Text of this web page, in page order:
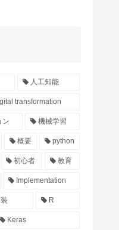
人工知能
transformation
ン 機械学習
概要 python
初心者 教育
Implementation
R
Keras